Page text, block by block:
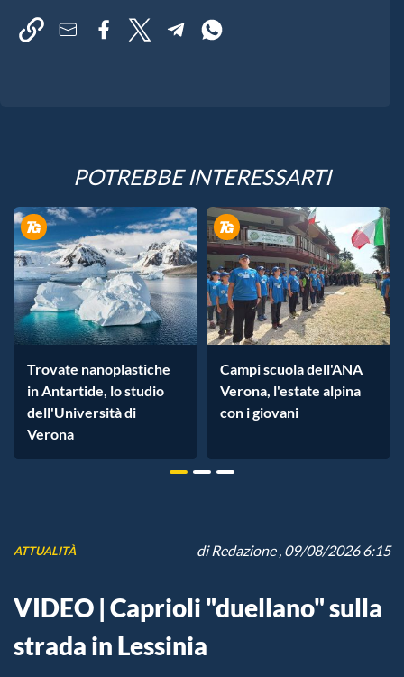
POTREBBE INTERESSARTI
Trovate nanoplastiche
in Antartide, lo studio
dell'Università di
Verona
Campi scuola dell'ANA
Verona, l'estate alpina
con i giovani
ATTUALITÀ diRedazione, 09/08/2026 6:15
VIDEO | Caprioli "duellano" sulla
strada in Lessinia